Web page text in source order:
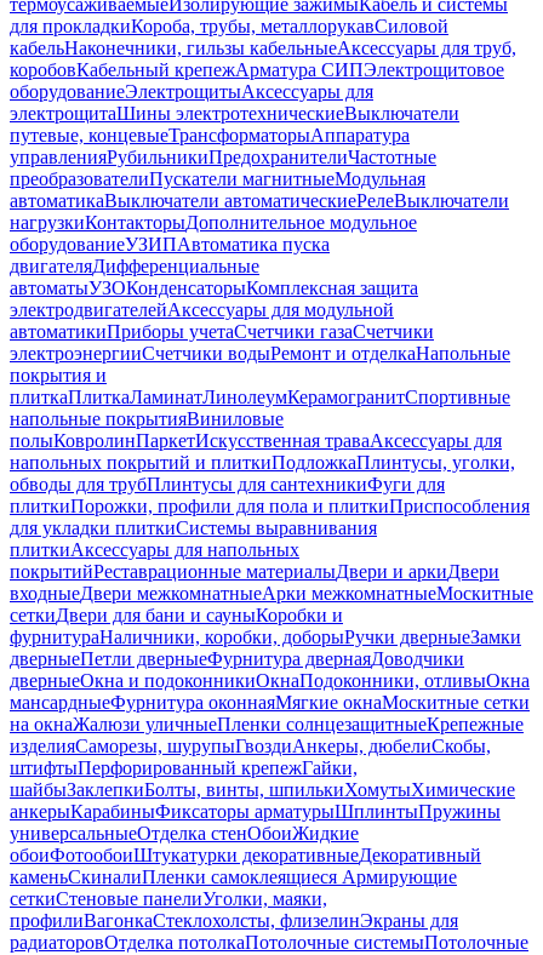
термоусаживаемыеИзолирующие зажимыКабель и системы
для прокладкиКороба, трубы, металлорукавСиловой
кабельНаконечники, гильзы кабельныеАксессуары для труб,
коробовКабельный крепежАрматура СИПЭлектрощитовое
оборудованиеЭлектрощитыАксессуары для
электрощитаШины электротехническиеВыключатели
путевые, концевыеТрансформаторыАппаратура
управленияРубильникиПредохранителиЧастотные
преобразователиПускатели магнитныеМодульная
автоматикаВыключатели автоматическиеРелеВыключатели
нагрузкиКонтакторыДополнительное модульное
оборудованиеУЗИПАвтоматика пуска
двигателяДифференциальные
автоматыУЗОКонденсаторыКомплексная защита
электродвигателейАксессуары для модульной
автоматикиПриборы учетаСчетчики газаСчетчики
электроэнергииСчетчики водыРемонт и отделкаНапольные
покрытия и
плиткаПлиткаЛаминатЛинолеумКерамогранитСпортивные
напольные покрытияВиниловые
полыКовролинПаркетИскусственная траваАксессуары для
напольных покрытий и плиткиПодложкаПлинтусы, уголки,
обводы для трубПлинтусы для сантехникиФуги для
плиткиПорожки, профили для пола и плиткиПриспособления
для укладки плиткиСистемы выравнивания
плиткиАксессуары для напольных
покрытийРеставрационные материалыДвери и аркиДвери
входныеДвери межкомнатныеАрки межкомнатныеМоскитные
сеткиДвери для бани и сауныКоробки и
фурнитураНаличники, коробки, доборыРучки дверныеЗамки
дверныеПетли дверныеФурнитура двернаяДоводчики
дверныеОкна и подоконникиОкнаПодоконники, отливыОкна
мансардныеФурнитура оконнаяМягкие окнаМоскитные сетки
на окнаЖалюзи уличныеПленки солнцезащитныеКрепежные
изделияСаморезы, шурупыГвоздиАнкеры, дюбелиСкобы,
штифтыПерфорированный крепежГайки,
шайбыЗаклепкиБолты, винты, шпилькиХомутыХимические
анкерыКарабиныФиксаторы арматурыШплинтыПружины
универсальныеОтделка стенОбоиЖидкие
обоиФотообоиШтукатурки декоративныеДекоративный
каменьСкиналиПленки самоклеящиеся Армирующие
сеткиСтеновые панелиУголки, маяки,
профилиВагонкаСтеклохолсты, флизелинЭкраны для
радиаторовОтделка потолкаПотолочные системыПотолочные